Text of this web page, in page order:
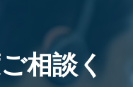
相談く